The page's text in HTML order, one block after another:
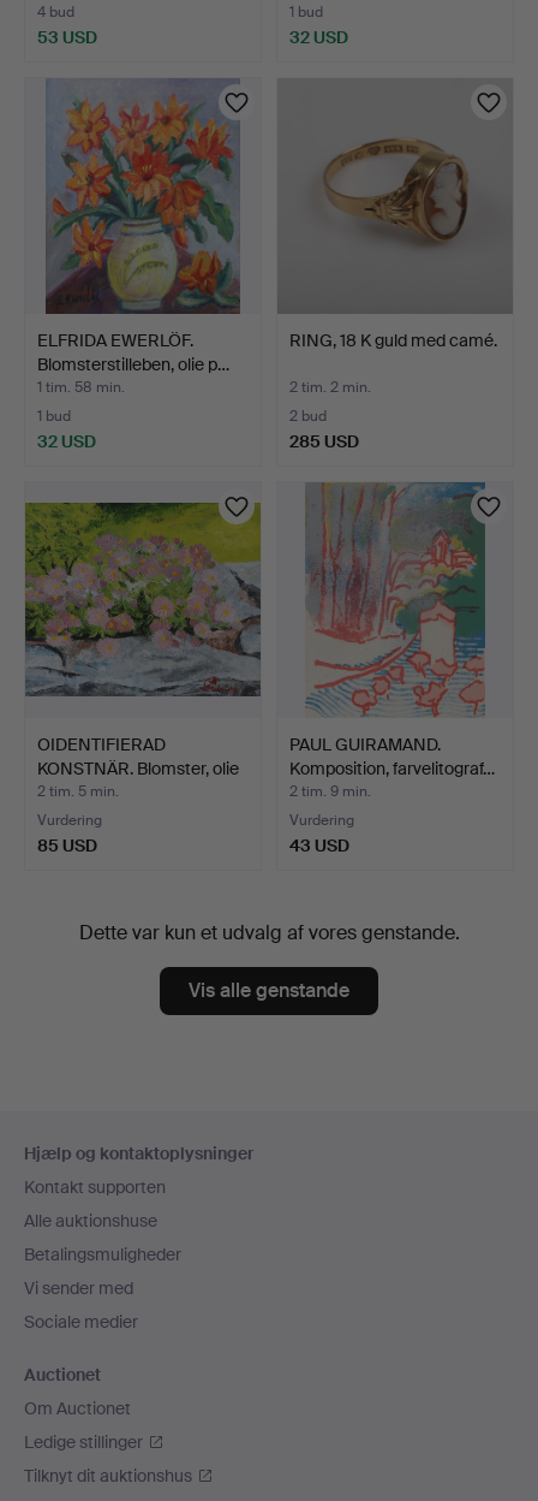
4 bud
53 USD
1 bud
32 USD
ELFRIDA EWERLÖF.
Blomsterstilleben, olie p…
1 tim. 58 min.
1 bud
32 USD
RING, 18 K guld med camé.
2 tim. 2 min.
2 bud
285 USD
OIDENTIFIERAD
KONSTNÄR. Blomster, olie
på …
2 tim. 5 min.
Vurdering
85 USD
PAUL GUIRAMAND.
Komposition, farvelitograf…
2 tim. 9 min.
Vurdering
43 USD
Dette var kun et udvalg af vores genstande.
Vis alle genstande
Hjælp og kontaktoplysninger
Kontakt supporten
Alle auktionshuse
Betalingsmuligheder
Vi sender med
Sociale medier
Auctionet
Om Auctionet
Ledige stillinger
Tilknyt dit auktionshus